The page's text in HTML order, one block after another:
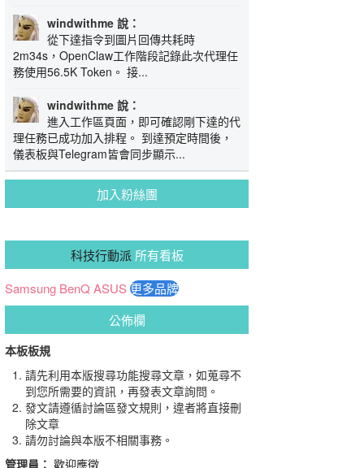
windwithme 說：
從下達指令到圖片回傳共耗時
2m34s，OpenClaw工作階段記錄此次代理任
務使用56.5K Token。 接...
windwithme 說：
進入工作區頁面，即可確認剛下達的代
理任務已成功加入排程。 到達預定時間後，
儀表板與Telegram皆會同步顯示...
加入粉絲團
科技行動派 所有看板
Samsung BenQ ASUS更多品牌
公佈欄
本板板規
請先利用本版搜尋功能搜尋文章，如蒐尋不
到您所需要的資訊，再發表文章詢問。
發文請遵循討論區發文規則，違者將直接刪
除文章
請勿討論與本版不相關事務。
管理員： 歡迎應徵